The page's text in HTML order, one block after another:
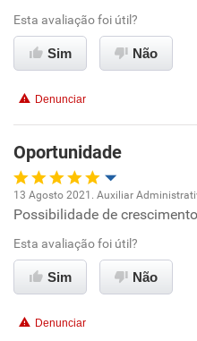
Esta avaliação foi útil?
Sim Não
Denunciar
Oportunidade
Oportunidade de promoção
Ambiente de trabalho
13 Agosto 2021. Auxiliar
Possibilidade de
Esta avaliação foi útil?
Sim Não
Denunciar